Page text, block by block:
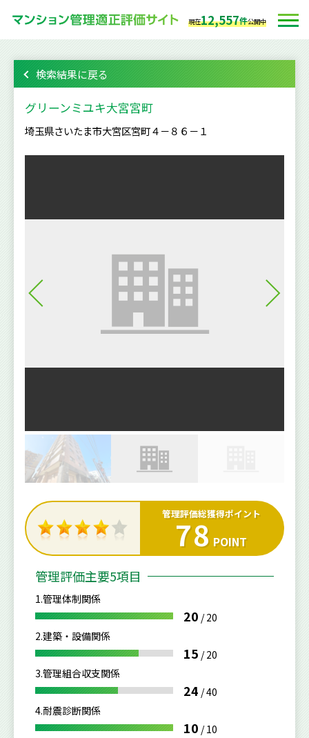
現在12,557件公開中
検索結果に戻る
グリーンミユキ大宮宮町
埼玉県さいたま市大宮区宮町４－８６－１
管理評価総獲得ポイント
78 POINT
管理評価主要5項目
1.管理体制関係
20 /20
2.建築・設備関係
15 /20
3.管理組合収支関係
24 /40
4.耐震診断関係
10 /10